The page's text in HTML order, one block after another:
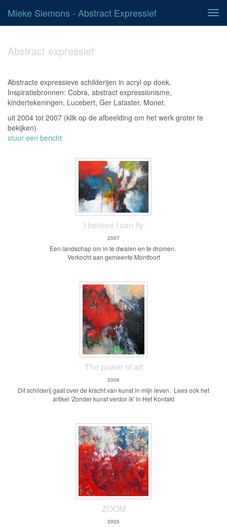
Mieke Siemons - Abstract Expressief
Abstract expressief
Abstracte expressieve schilderijen in acryl op doek.
Inspiratiebronnen: Cobra, abstract expressionisme,
kindertekeningen, Lucebert, Ger Lataster, Monet.
uit 2004 tot 2007 (klik op de afbeelding om het werk groter te
bekijken)
stuur een bericht
I believe I can fly
2007
Een landschap om in te dwalen en te dromen.
Verkocht aan gemeente Montfoort
The power of art
2006
Dit schilderij gaat over de kracht van kunst in mijn leven. Lees ook het
artikel 'Zonder kunst verdor ik' in Het Kontakt
ZOOM
2005